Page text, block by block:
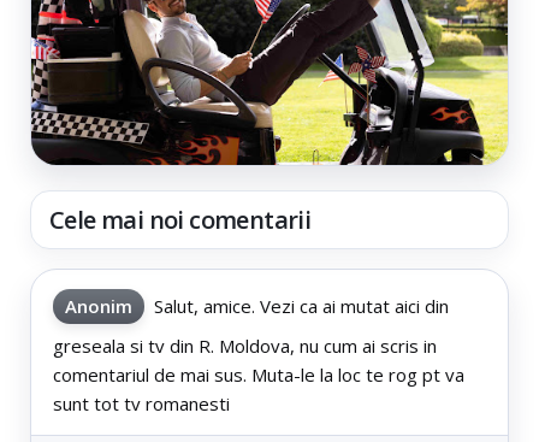
Cele mai noi comentarii
Anonim
Salut, amice. Vezi ca ai mutat aici din
greseala si tv din R. Moldova, nu cum ai scris in
comentariul de mai sus. Muta-le la loc te rog pt va
sunt tot tv romanesti